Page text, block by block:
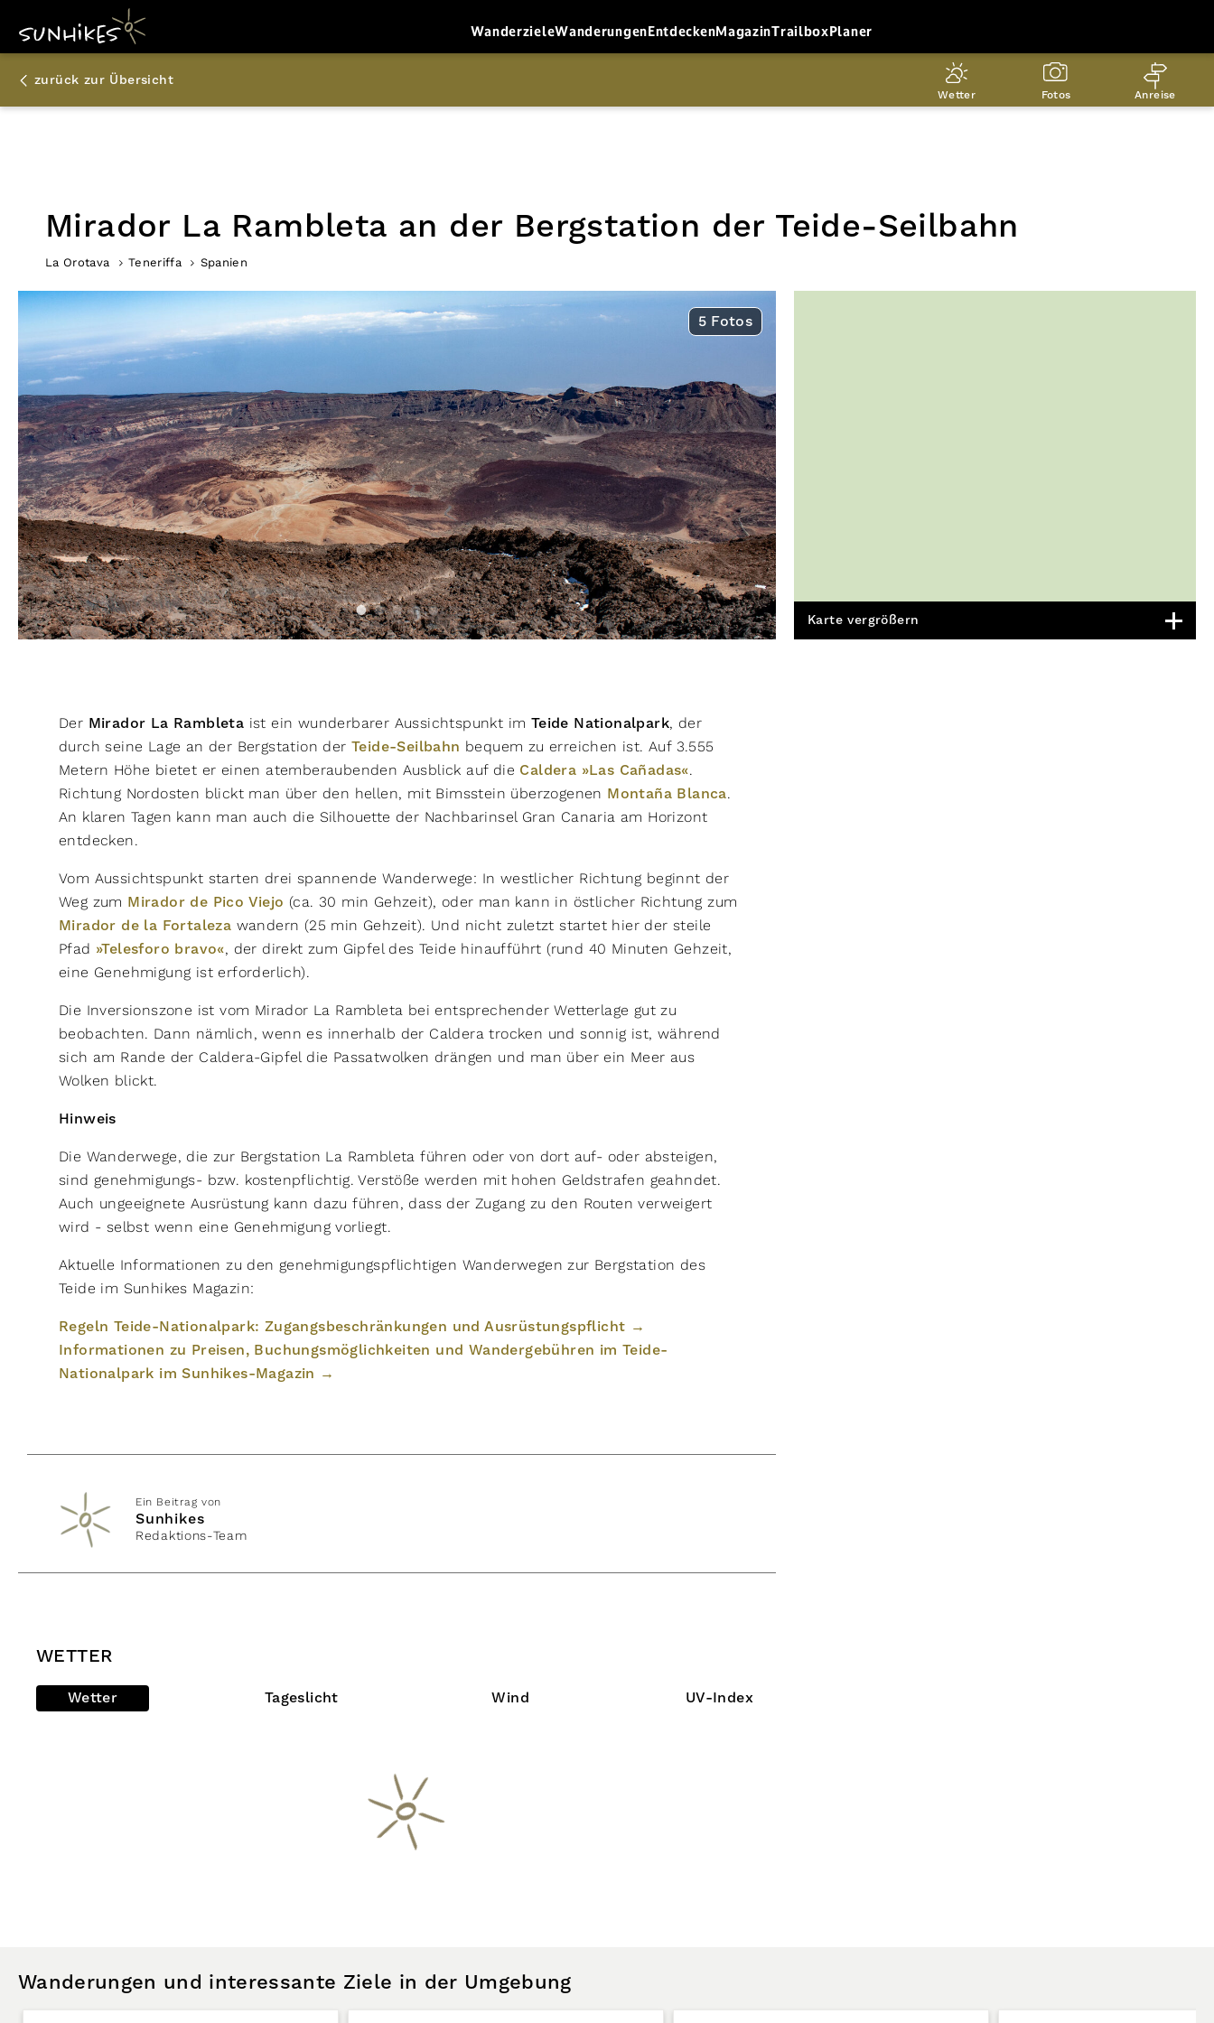
WanderzieleWanderungenEntdeckenMagazinTrailboxPlaner
zurück zur Übersicht
Wetter Fotos Anreise
Mirador La Rambleta an der Bergstation der Teide-Seilbahn
La Orotava Teneriffa Spanien
5 Fotos
Der Mirador La Rambleta ist ein wunderbarer Aussichtspunkt im Teide Nationalpark, der
durch seine Lage an der Bergstation der Teide-Seilbahn bequem zu erreichen ist. Auf 3.555
Metern Höhe bietet er einen atemberaubenden Ausblick auf die Caldera »Las Cañadas«.
Richtung Nordosten blickt man über den hellen, mit Bimsstein überzogenen Montaña Blanca.
An klaren Tagen kann man auch die Silhouette der Nachbarinsel Gran Canaria am Horizont
entdecken.
Vom Aussichtspunkt starten drei spannende Wanderwege: In westlicher Richtung beginnt der
Weg zum Mirador de Pico Viejo (ca. 30 min Gehzeit), oder man kann in östlicher Richtung zum
Mirador de la Fortaleza wandern (25 min Gehzeit). Und nicht zuletzt startet hier der steile
Pfad »Telesforo bravo«, der direkt zum Gipfel des Teide hinaufführt (rund 40 Minuten Gehzeit,
eine Genehmigung ist erforderlich).
Die Inversionszone ist vom Mirador La Rambleta bei entsprechender Wetterlage gut zu
beobachten. Dann nämlich, wenn es innerhalb der Caldera trocken und sonnig ist, während
sich am Rande der Caldera-Gipfel die Passatwolken drängen und man über ein Meer aus
Wolken blickt.
Hinweis
Die Wanderwege, die zur Bergstation La Rambleta führen oder von dort auf- oder absteigen,
sind genehmigungs- bzw. kostenpflichtig. Verstöße werden mit hohen Geldstrafen geahndet.
Auch ungeeignete Ausrüstung kann dazu führen, dass der Zugang zu den Routen verweigert
wird - selbst wenn eine Genehmigung vorliegt.
Aktuelle Informationen zu den genehmigungspflichtigen Wanderwegen zur Bergstation des
Teide im Sunhikes Magazin:
Regeln Teide-Nationalpark: Zugangsbeschränkungen und Ausrüstungspflicht →
Informationen zu Preisen, Buchungsmöglichkeiten und Wandergebühren im Teide-
Nationalpark im Sunhikes-Magazin →
Ein Beitrag von
Sunhikes
Redaktions-Team
WETTER
Wetter Tageslicht Wind UV-Index
Karte vergrößern
Wanderungen und interessante Ziele in der Umgebung